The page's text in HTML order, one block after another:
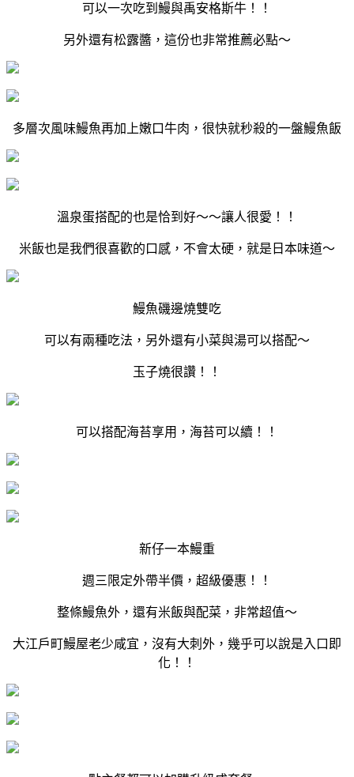
可以一次吃到鰻與禹安格斯牛！！
另外還有松露醬，這份也非常推薦必點～
多層次風味鰻魚再加上嫩口牛肉，很快就秒殺的一盤鰻魚飯
溫泉蛋搭配的也是恰到好～～讓人很愛！！
米飯也是我們很喜歡的口感，不會太硬，就是日本味道～
鰻魚磯邊燒雙吃
可以有兩種吃法，另外還有小菜與湯可以搭配～
玉子燒很讚！！
可以搭配海苔享用，海苔可以續！！
新仔一本鰻重
週三限定外帶半價，超級優惠！！
整條鰻魚外，還有米飯與配菜，非常超值～
大江戶町鰻屋老少咸宜，沒有大刺外，幾乎可以說是入口即
化！！